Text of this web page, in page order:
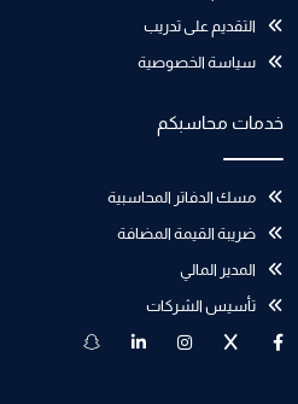
التقديم على تدريب
سياسة الخصوصية
خدمات محاسبكم
مسك الدفاتر المحاسبية
ضريبة القيمة المضافة
المدير المالي
تأسيس الشركات